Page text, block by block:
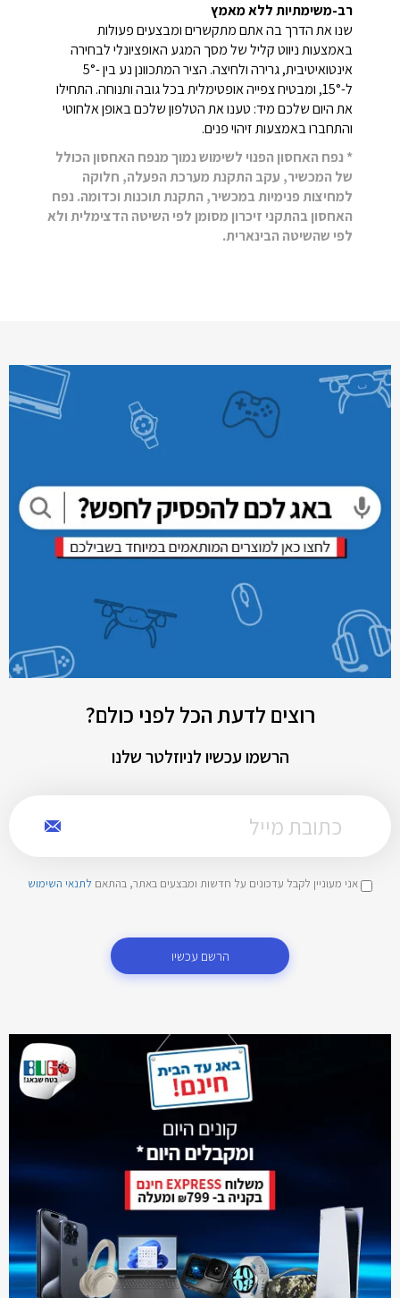
רב-משימתיות ללא מאמץ
שנו את הדרך בה אתם מתקשרים ומבצעים פעולות
באמצעות ניווט קליל של מסך המגע האופציונלי לבחירה
אינטואיטיבית, גרירה ולחיצה. הציר המתכוונן נע בין -5°
ל-15°, ומבטיח צפייה אופטימלית בכל גובה ותנוחה. התחילו
את היום שלכם מיד: טענו את הטלפון שלכם באופן אלחוטי
והתחברו באמצעות זיהוי פנים.
* נפח האחסון הפנוי לשימוש נמוך מנפח האחסון הכולל
של המכשיר, עקב התקנת מערכת הפעלה, חלוקה
למחיצות פנימיות במכשיר, התקנת תוכנות וכדומה. נפח
האחסון בהתקני זיכרון מסומן לפי השיטה הדצימלית ולא
לפי שהשיטה הבינארית.
רוצים לדעת הכל לפני כולם?
הרשמו עכשיו לניוזלטר שלנו
אני מעוניין לקבל עדכונים על חדשות ומבצעים באתר, בהתאם לתנאי השימוש
הרשם עכשיו